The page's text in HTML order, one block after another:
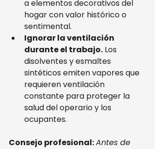
a elementos decorativos del
hogar con valor histórico o
sentimental.
Ignorar la ventilación
durante el trabajo. Los
disolventes y esmaltes
sintéticos emiten vapores que
requieren ventilación
constante para proteger la
salud del operario y los
ocupantes.
Consejo profesional:Antes de